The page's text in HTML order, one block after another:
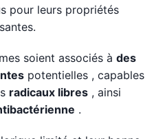
pour leurs propriétés
soient associés à des
potentielles , capables
radicaux libres , ainsi
.